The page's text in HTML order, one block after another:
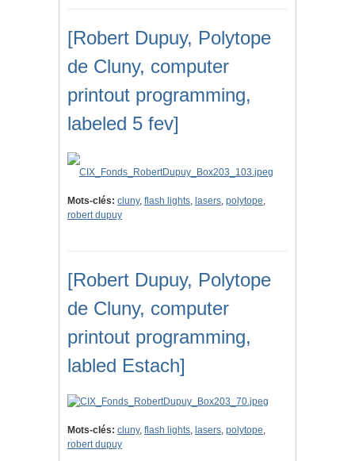
[Robert Dupuy, Polytope
de Cluny, computer
printout programming,
labeled 5 fev]
Mots-clés: cluny, flash lights, lasers, polytope,
robert dupuy
[Robert Dupuy, Polytope
de Cluny, computer
printout programming,
labled Estach]
Mots-clés: cluny, flash lights, lasers, polytope,
robert dupuy